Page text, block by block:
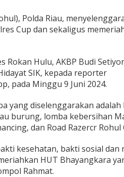
Polda Riau,
Cup dan sekaligus
Hulu, AKBP Budi
SIK, kepada reporter
pada Minggu 9 Juni 2024.
yang diselenggarakan adalah
burung, lomba kebersihan
dan Road Razercr Rohul
kesehatan, bakti sosial dan
HUT Bhayangkara
Rahmat.